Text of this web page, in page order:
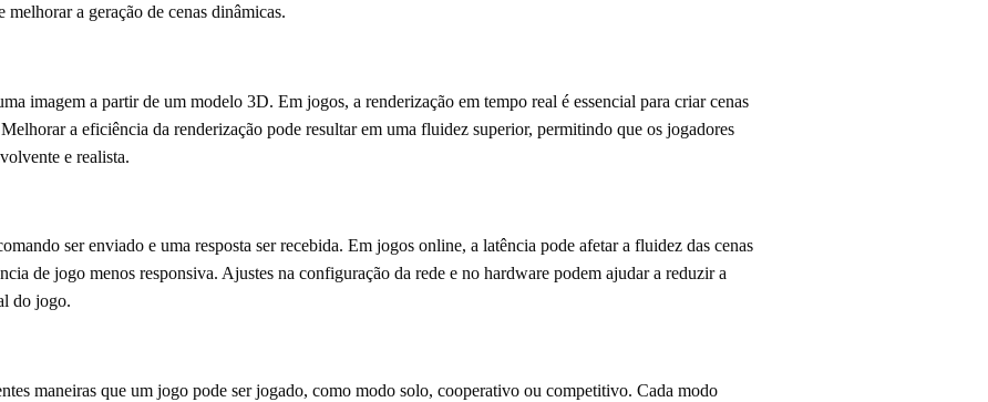
melhorar a geração de cenas dinâmicas.
imagem a partir de um modelo 3D. Em jogos, a renderização em tempo real é essencial para criar cenas
a eficiência da renderização pode resultar em uma fluidez superior, permitindo que os jogadores
e realista.
ser enviado e uma resposta ser recebida. Em jogos online, a latência pode afetar a fluidez das cenas
de jogo menos responsiva. Ajustes na configuração da rede e no hardware podem ajudar a reduzir a
do jogo.
maneiras que um jogo pode ser jogado, como modo solo, cooperativo ou competitivo. Cada modo